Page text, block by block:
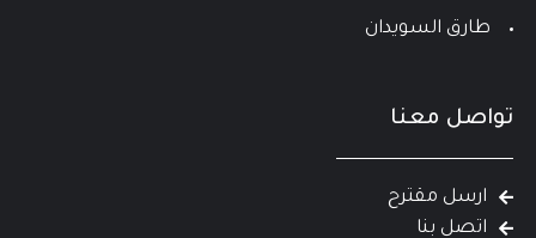
طارق السويدان
تواصل معنا
ارسل مقترح
اتصل بنا